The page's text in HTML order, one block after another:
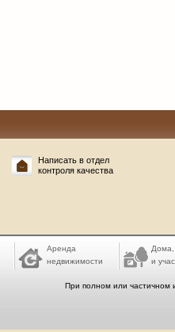
Написать в отдел
контроля качества
Аренда
недвижимости
Дома,
и
При полном или частичном